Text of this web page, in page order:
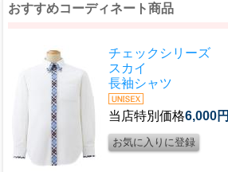
おすすめコーディネート商品
チェックシリーズ
スカイ
長袖シャツ
当店特別価格6,000円